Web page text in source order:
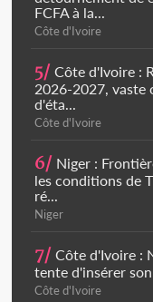
FCFA à la...
Côte d'Ivoire
5/ Côte d'Ivoire :
2026-2027, vaste
d'éta...
Côte d'Ivoire
6/ Niger :
les conditions de
ré...
Niger
7/ Côte d'Ivoire :
tente d'insérer
Côte d'Ivoire